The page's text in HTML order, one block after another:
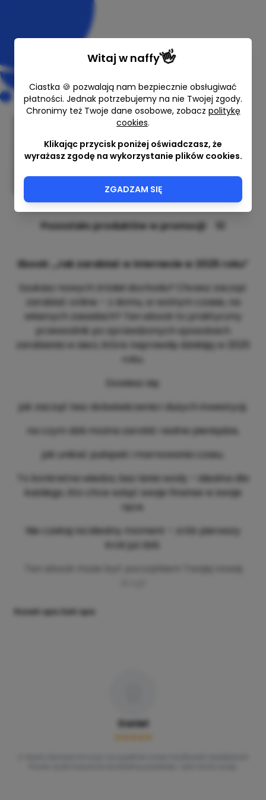
10 sposobów zarabiania w
E-book - DAVOS
26,99 zł
Najniższa cena z ostatnich 30 dni przed
obniżką: 29,99 zł
Pozostało produktów w promocji:
Ebook: „Jak zarabiać w internecie w 2025 roku”
Szukasz nowych źródeł dochodu? Chcesz zacząć
zarabiać online – z domu, w wolnym czasie, na
własnych zasadach? Ten ebook to praktyczny
przewodnik po sprawdzonych sposobach
zarabiania w sieci, które naprawdę działają w 2025
roku.
Dowiesz się:
jak zacząć bez doświadczenia i dużych inwestycji,
na czym dziś można zarobić realne pieniądze,
jak unikać pułapek i marnowania czasu.
To konkretna wiedza, bez lania wody – idealna dla
każdego, kto chce wziąć swoje finanse w swoje
ręce.
Nie czekaj na idealny moment – zrób pierwszy
krok już dziś.
Rozwiń opis Zwiń opis
Daniel
Witaj w naffy👋
Ciastka 🍪 pozwalają nam bezpiecznie obsługiwać
płatności. Jednak potrzebujemy na nie Twojej zgody.
Chronimy też Twoje dane osobowe, zobacz politykę
cookies.
Klikając przycisk poniżej oświadczasz, że
wyrażasz zgodę na wykorzystanie plików cookies.
ZGADZAM SIĘ